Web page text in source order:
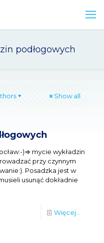
podłogowych
Show all
)⇒ mycie wykładzin
przy czynnym
Posadzka jest w
usunąć dokładnie
Więcej...